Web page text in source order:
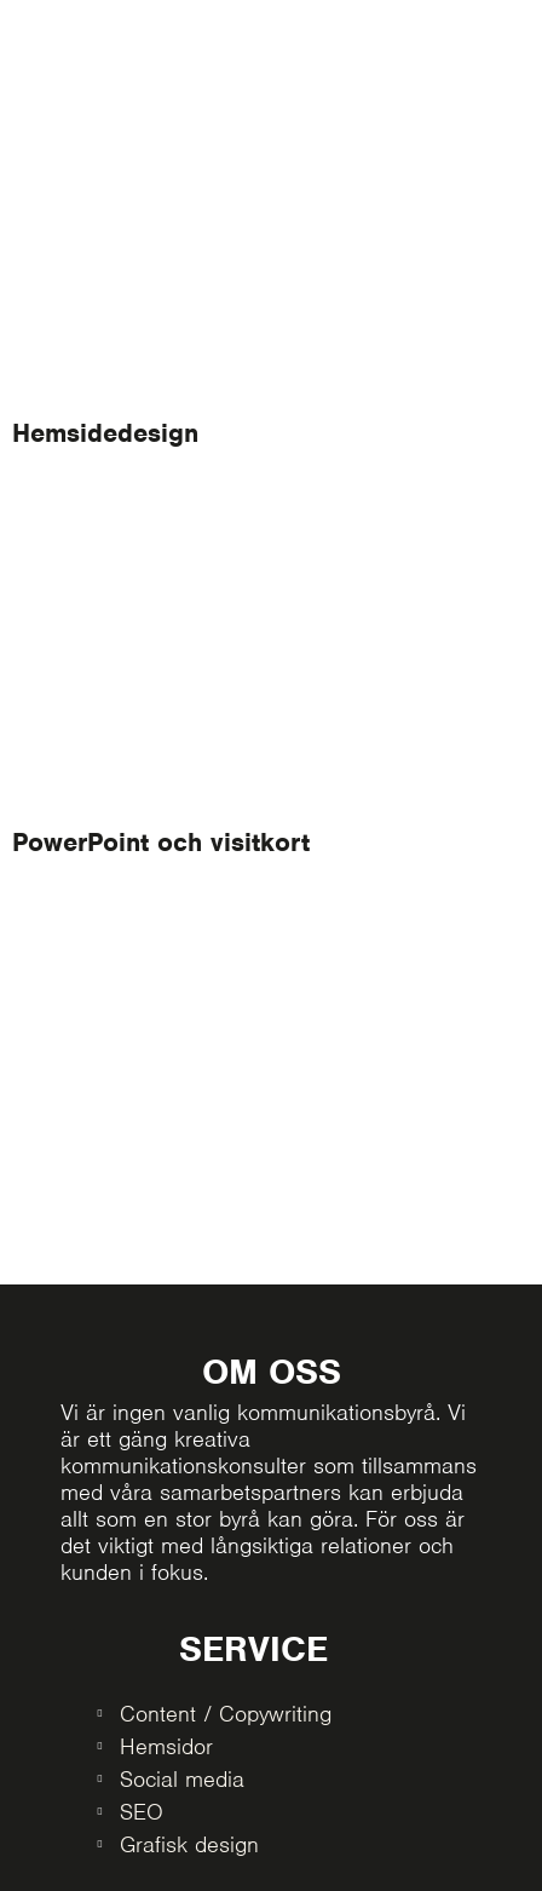
Hemsidedesign
PowerPoint och visitkort
OM OSS
Vi är ingen vanlig kommunikationsbyrå. Vi
är ett gäng kreativa
kommunikationskonsulter som tillsammans
med våra samarbetspartners kan erbjuda
allt som en stor byrå kan göra. För oss är
det viktigt med långsiktiga relationer och
kunden i fokus.
SERVICE
Content / Copywriting
Hemsidor
Social media
SEO
Grafisk design